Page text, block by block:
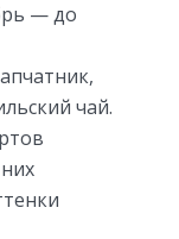
— до
чай.